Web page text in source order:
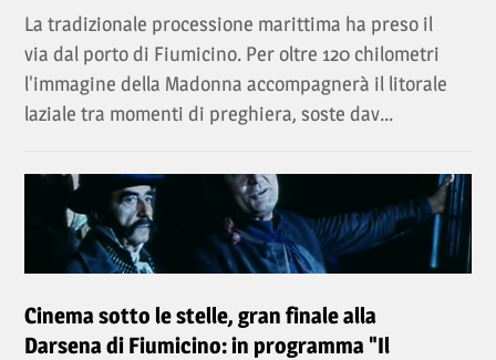
La tradizionale processione marittima ha preso il
via dal porto di Fiumicino. Per oltre 120 chilometri
l'immagine della Madonna accompagnerà il litorale
laziale tra momenti di preghiera, soste dav...
Cinema sotto le stelle, gran finale alla
Darsena di Fiumicino: in programma "Il